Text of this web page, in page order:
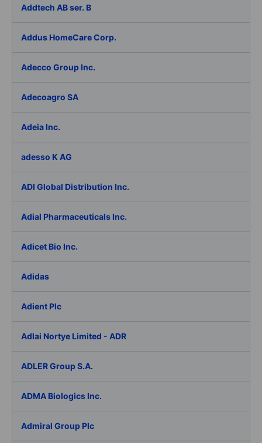
Addtech AB ser. B
Addus HomeCare Corp.
Adecco Group Inc.
Adecoagro SA
Adeia Inc.
adesso K AG
ADI Global Distribution Inc.
Adial Pharmaceuticals Inc.
Adicet Bio Inc.
Adidas
Adient Plc
Adlai Nortye Limited - ADR
ADLER Group S.A.
ADMA Biologics Inc.
Admiral Group Plc